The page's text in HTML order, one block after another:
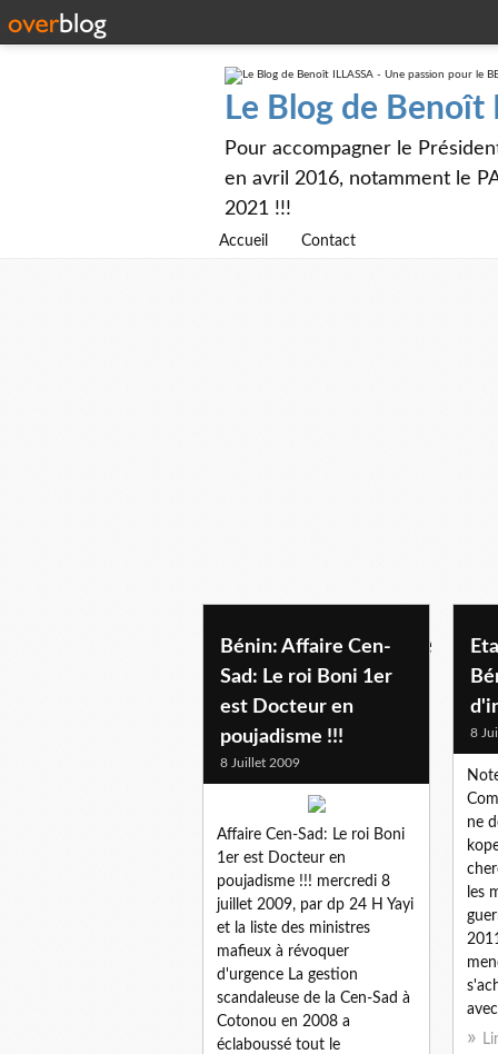
Le Blog de Benoît
Pour accompagner le
en avril 2016, notamment le
2021 !!!
Accueil Contact
politique beninoise
Bénin: Affaire Cen-
Sad: Le roi Boni 1er
est Docteur en
poujadisme !!!
8 Juillet 2009
Affaire Cen-Sad: Le roi Boni
1er est Docteur en
poujadisme !!! mercredi 8
juillet 2009, par dp 24 H Yayi
et la liste des ministres
mafieux à révoquer
d'urgence La gestion
scandaleuse de la Cen-Sad à
Cotonou en 2008 a
éclaboussé tout le
8
ne
les